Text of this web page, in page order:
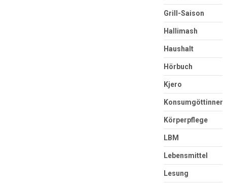
Grill-Saison
Hallimash
Haushalt
Hörbuch
Kjero
Konsumgöttinnen
Körperpflege
LBM
Lebensmittel
Lesung